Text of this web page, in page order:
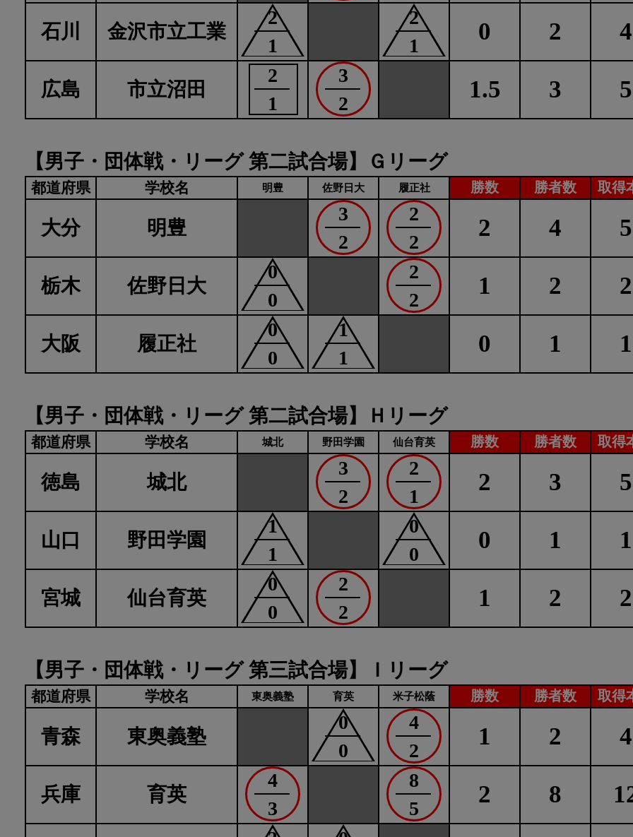
石川 金沢市立工業
2
1
2
1
0 2 4
広島 市立沼田
2
1
3
2
1.5 3 5
【男子・団体戦・リーグ 第二試合場】Ｇリーグ
都道府県 学校名 明豊 佐野日大 履正社 勝数 勝者数 取得
大分 明豊
3
2
2
2
2 4 5
栃木 佐野日大
0
0
2
2
1 2 2
大阪 履正社
0
0
1
1
0 1 1
【男子・団体戦・リーグ 第二試合場】Ｈリーグ
都道府県 学校名 城北 野田学園 仙台育英 勝数 勝者数 取得
徳島 城北
3
2
2
1
2 3 5
山口 野田学園
1
1
0
0
0 1 1
宮城 仙台育英
0
0
2
2
1 2 2
【男子・団体戦・リーグ 第三試合場】Ｉリーグ
都道府県 学校名 東奥義塾 育英 米子松蔭 勝数 勝者数 取得
青森 東奥義塾
0
0
4
2
1 2 4
兵庫 育英
4
3
8
5
2 8